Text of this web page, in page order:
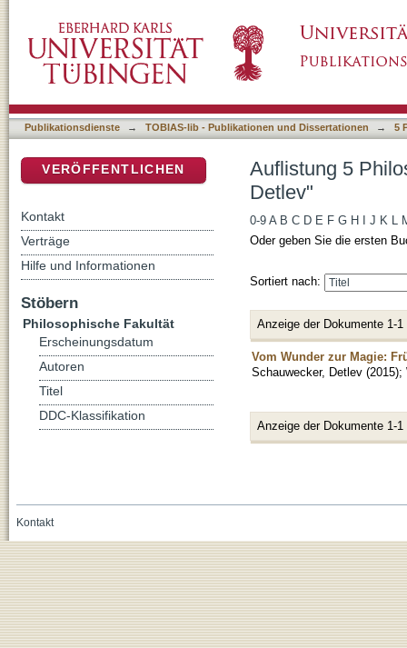
Publikationsdienste → TOBIAS-lib - Publikationen und Dissertationen → 5
Auflistung 5
Detlev"
0-9 A B C D E F G H J K L
Oder geben Sie die ersten
Sortiert nach:
Anzeige der Dokumente 1-1
Vom Wunder zur Magie:
Schauwecker, Detlev (2015);
Anzeige der Dokumente 1-1
VERÖFFENTLICHEN
Kontakt
Verträge
Hilfe und Informationen
Stöbern
Philosophische Fakultät
Erscheinungsdatum
Autoren
Titel
DDC-Klassifikation
Kontakt